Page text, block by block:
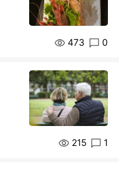
473 0
215 1